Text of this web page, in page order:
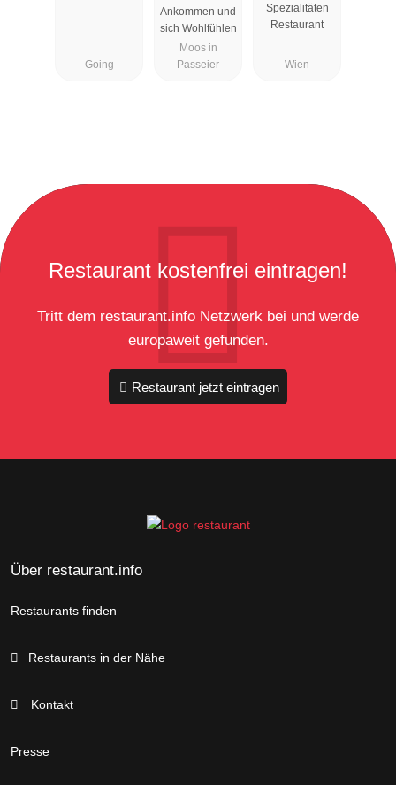
Going
Ankommen und
sich Wohlfühlen
Moos in
Passeier
Spezialitäten
Restaurant
Wien
Restaurant kostenfrei eintragen!
Tritt dem restaurant.info Netzwerk bei und werde
europaweit gefunden.
Restaurant jetzt eintragen
Über restaurant.info
Restaurants finden
Restaurants in der Nähe
Kontakt
Presse